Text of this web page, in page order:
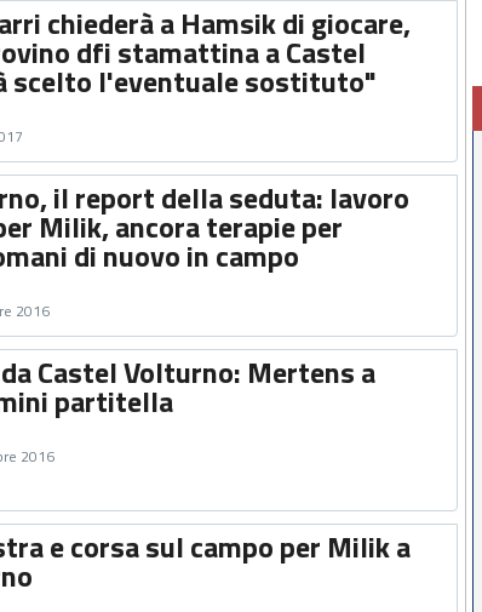
chiederà a Hamsik di giocare,
dfi stamattina a Castel
scelto l'eventuale sostituto"
il report della seduta: lavoro
Milik, ancora terapie per
di nuovo in campo
2016
da Castel Volturno: Mertens a
partitella
2016
e corsa sul campo per Milik a